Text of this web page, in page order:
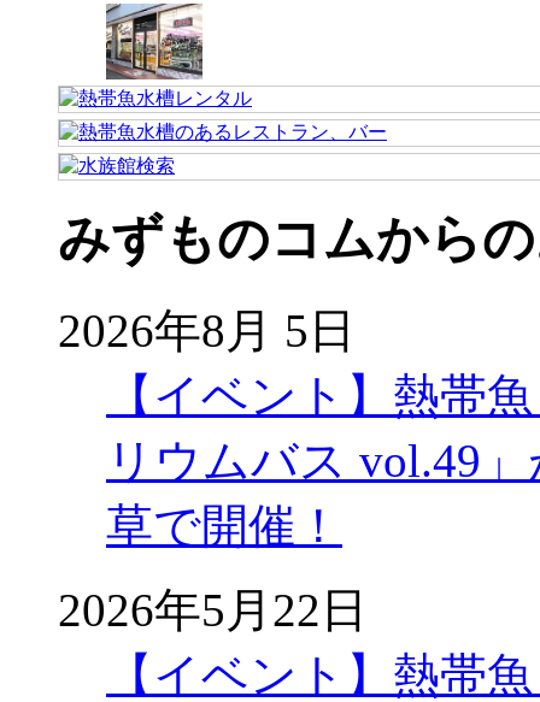
みずものコムから
2026年8月 5日
【イベント】熱帯
リウムバス vol.49
草で開催！
2026年5月22日
【イベント】熱帯